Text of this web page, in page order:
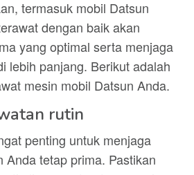
termasuk mobil Datsun
dengan baik akan
yang optimal serta menjaga
lebih panjang. Berikut adalah
mesin mobil Datsun Anda.
rutin
penting untuk menjaga
Anda tetap prima. Pastikan